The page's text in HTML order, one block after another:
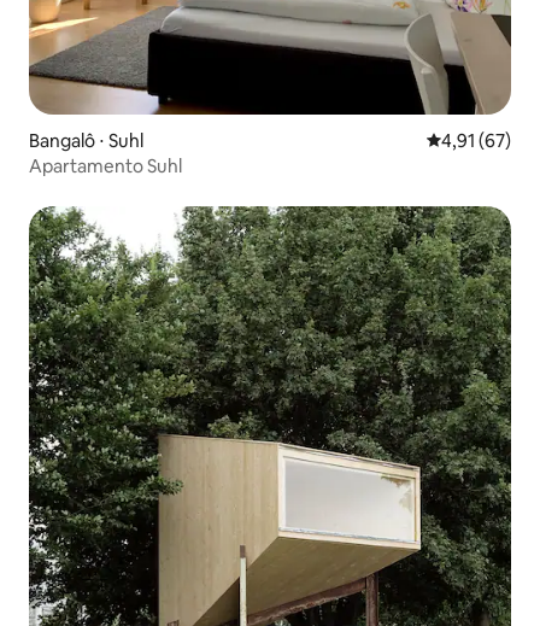
Bangalô ⋅ Suhl 4,91 de uma
4,91 (67)
Apartamento Suhl